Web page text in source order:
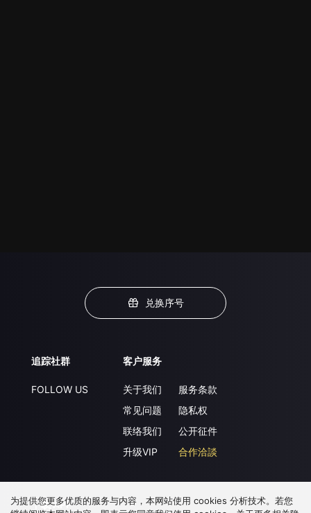
兑换序号
追踪社群
FOLLOW US
客户服务
关于我们
常见问题
联络我们
升级VIP
服务条款
隐私权
公开征件
合作洽談
下载 APP
为提供您更多优质的服务与内容，本网站使用 cookies 分析技术。若您